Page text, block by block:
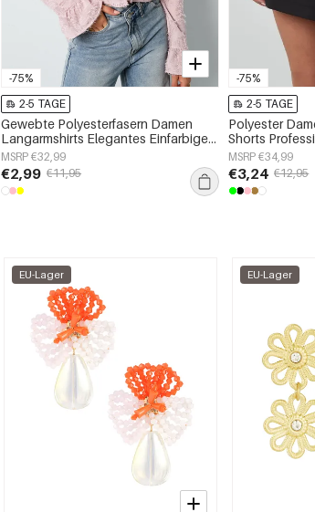
-75%
2-5 TAGE
Gewebte Polyesterfasern Damen
Langarmshirts Elegantes Einfarbiges
Frühling/Sommer
MSRP €32,99
€2,99 €11,95
-75%
2-5 TAGE
Polyester
Shorts
MSRP €34,99
€3,24 €12,95
EU-Lager EU-Lager